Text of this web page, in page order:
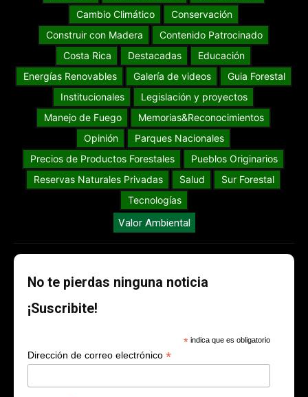
Cambio Climático
Conservación
Construir con Madera
Contenido Patrocinado
Costa Rica
Destacadas
Educación
Energías Renovables
Galería de videos
Guia Forestal
Institucionales
Legislación y proyectos
Manejo de Fuego
Memorias&Reconocimientos
Opinión
Parques Nacionales
Precios de Productos Forestales
Pueblos Originarios
Reservas Naturales Privadas
Salud
Sur Forestal
Tecnologías
Valor Ambiental
No te pierdas ninguna noticia
¡Suscribite!
* indica que es obligatorio
Dirección de correo electrónico *